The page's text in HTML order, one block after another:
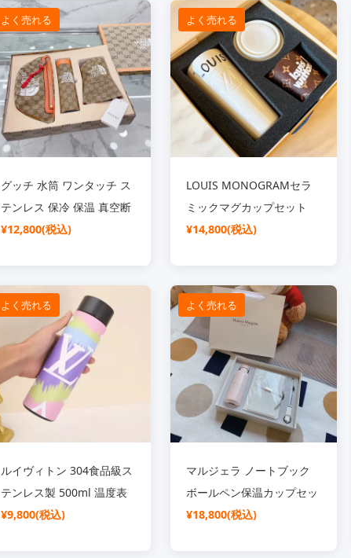
よく売れる
グッチ 水筒 ワンタッチ ス
テンレス 保冷 保温 真空断
熱 マグボトル 洗いやすい
¥12,800(税込)
よく売れる
LOUIS MONOGRAMセラ
ミックマグカップセット
は、Louis Vuittonのホーム
シリーズの新作です 再利
用可能で魅力的なデザイン
で、LOUISとNIGOの文字
が刻まれていますモノグラ
ムキャンバスのカップケー
スが付属しており、クラシ
ックな老花のレザーの縁取
文字があしらわれています
持ち運びや使用が便
¥14,800(税込)
よく売れる
ルイヴィトン 304食品級ス
テンレス製 500ml 温度表
示付き 保温ボトル
¥9,800(税込)
よく売れる
マルジェラ ノートブック
ボールペン保温カップセッ
ト 水筒 500ml ワンタッチ
¥18,800(税込)